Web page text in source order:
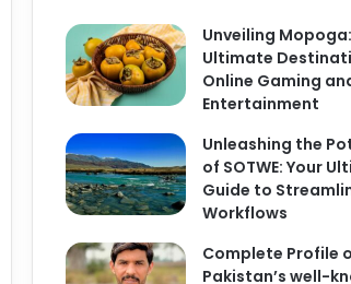
Unveiling
Ultimate
Online Gaming
Entertainment
Unleashing the
of SOTWE: Your
Guide to
Workflows
Complete Profile
Pakistan’s well-